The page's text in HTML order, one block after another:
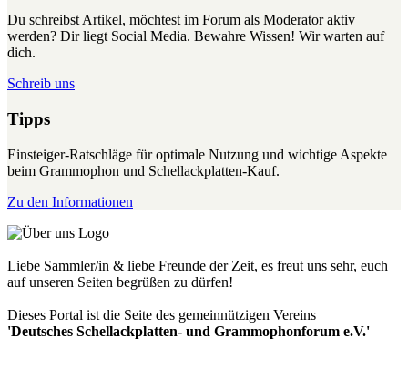
Du schreibst Artikel, möchtest im Forum als Moderator aktiv
werden? Dir liegt Social Media. Bewahre Wissen! Wir warten auf
dich.
Schreib uns
Tipps
Einsteiger-Ratschläge für optimale Nutzung und wichtige Aspekte
beim Grammophon und Schellackplatten-Kauf.
Zu den Informationen
Liebe Sammler/in & liebe Freunde der Zeit, es freut uns sehr, euch
auf unseren Seiten begrüßen zu dürfen!
Dieses Portal ist die Seite des gemeinnützigen Vereins
'Deutsches Schellackplatten- und Grammophonforum e.V.'